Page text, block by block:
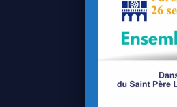
Les
Les
Nous